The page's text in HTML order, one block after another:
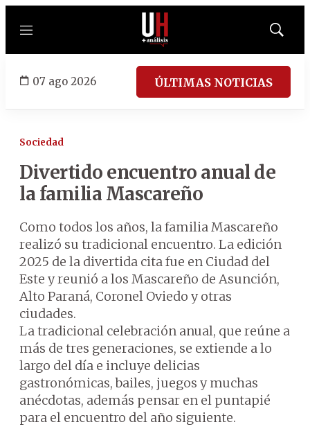
Menú
Mostrar
07 ago 2026 ÚLTIMAS NOTICIAS
Sociedad
Divertido encuentro anual de
la familia Mascareño
Como todos los años, la familia Mascareño
realizó su tradicional encuentro. La edición
2025 de la divertida cita fue en Ciudad del
Este y reunió a los Mascareño de Asunción,
Alto Paraná, Coronel Oviedo y otras
ciudades.
La tradicional celebración anual, que reúne a
más de tres generaciones, se extiende a lo
largo del día e incluye delicias
gastronómicas, bailes, juegos y muchas
anécdotas, además pensar en el puntapié
para el encuentro del año siguiente.